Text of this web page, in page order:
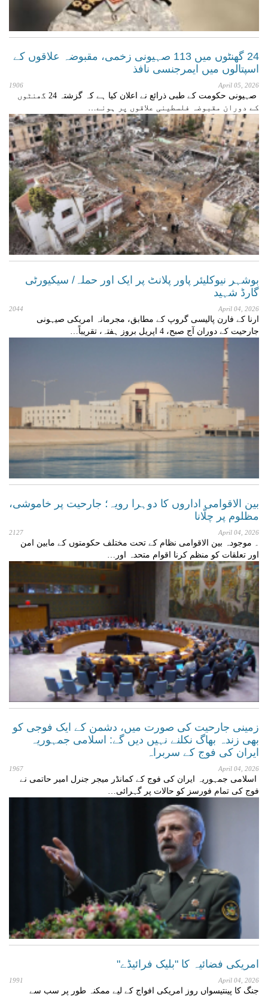
24 گھنٹوں میں 113 صہیونی زخمی، مقبوضہ علاقوں کے
اسپتالوں میں ایمرجنسی نافذ
April 05, 2026
1906
صہیونی حکومت کے طبی ذرائع نے اعلان کیا ہے کہ گزشتہ 24 گھنٹوں
کے دوران مقبوضہ فلسطینی علاقوں پر ہونے…
بوشہر نیوکلیئر پاور پلانٹ پر ایک اور حملہ/ سیکیورٹی
گارڈ شہید
April 04, 2026
2044
ارنا کے فارن پالیسی گروپ کے مطابق، مجرمانہ امریکی صیہونی
جارحیت کے دوران آج صبح، 4 اپریل بروز ہفتہ، تقریباً…
بین الاقوامی اداروں کا دوہرا رویہ؛ جارحیت پر خاموشی،
مظلوم پر چلّانا
April 04, 2026
2127
۔ موجودہ بین الاقوامی نظام کے تحت مختلف حکومتوں کے مابین امن
اور تعلقات کو منظم کرنا اقوام متحدہ اور…
زمینی جارحیت کی صورت میں، دشمن کے ایک فوجی کو
بھی زندہ بھاگ نکلنے نہیں دیں گے: اسلامی جمہوریہ
ایران کی فوج کے سربراہ
April 04, 2026
1967
اسلامی جمہوریہ ایران کی فوج کے کمانڈر میجر جنرل امیر حاتمی نے
فوج کی تمام فورسز کو حالات پر گہرائی…
امریکی فضائیہ کا "بلیک فرائیڈے"
April 04, 2026
1991
جنگ کا پینتیسواں روز امریکی افواج کے لیے ممکنہ طور پر سب سے